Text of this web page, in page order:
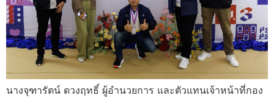
นางจุฑารัตน์ ดวงฤทธิ์ ผู้อำนวยการ และตัวแทนเจ้าหน้าที่กอง